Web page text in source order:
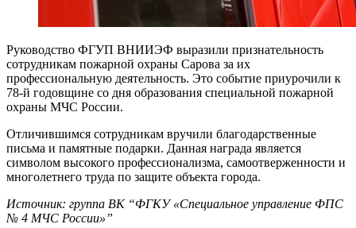
Руководство ФГУП ВНИИЭФ выразили признательность
сотрудникам пожарной охраны Сарова за их
профессиональную деятельность. Это событие приурочили к
78-й годовщине со дня образования специальной пожарной
охраны МЧС России.
Отличившимся сотрудникам вручили благодарственные
письма и памятные подарки. Данная награда является
символом высокого профессионализма, самоотверженности и
многолетнего труда по защите объекта города.
Источник: группа ВК “ФГКУ «Специальное управление ФПС
№ 4 МЧС России»”